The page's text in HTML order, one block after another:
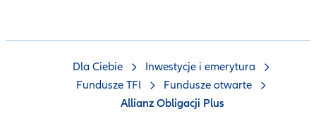
Dla Ciebie
Inwestycje i emerytura
Fundusze TFI
Fundusze otwarte
Allianz Obligacji Plus